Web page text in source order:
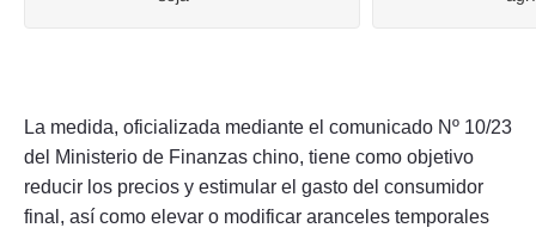
La medida, oficializada mediante el comunicado Nº 10/23
del Ministerio de Finanzas chino, tiene como objetivo
reducir los precios y estimular el gasto del consumidor
final, así como elevar o modificar aranceles temporales